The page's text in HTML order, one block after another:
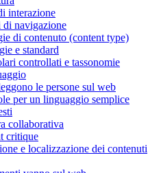
interazione
di navigazione
di contenuto (content type)
e standard
controllati e tassonomie
le persone sul web
per un linguaggio semplice
collaborativa
critique
e localizzazione dei contenuti